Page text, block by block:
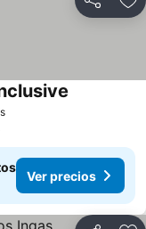
Compartir
Ver precios